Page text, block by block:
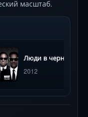
масштаб.
Люди в черном 3
2012